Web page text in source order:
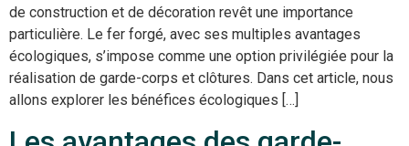
de construction et de décoration revêt une importance
particulière. Le fer forgé, avec ses multiples avantages
écologiques, s’impose comme une option privilégiée pour la
réalisation de garde-corps et clôtures. Dans cet article, nous
allons explorer les bénéfices écologiques […]